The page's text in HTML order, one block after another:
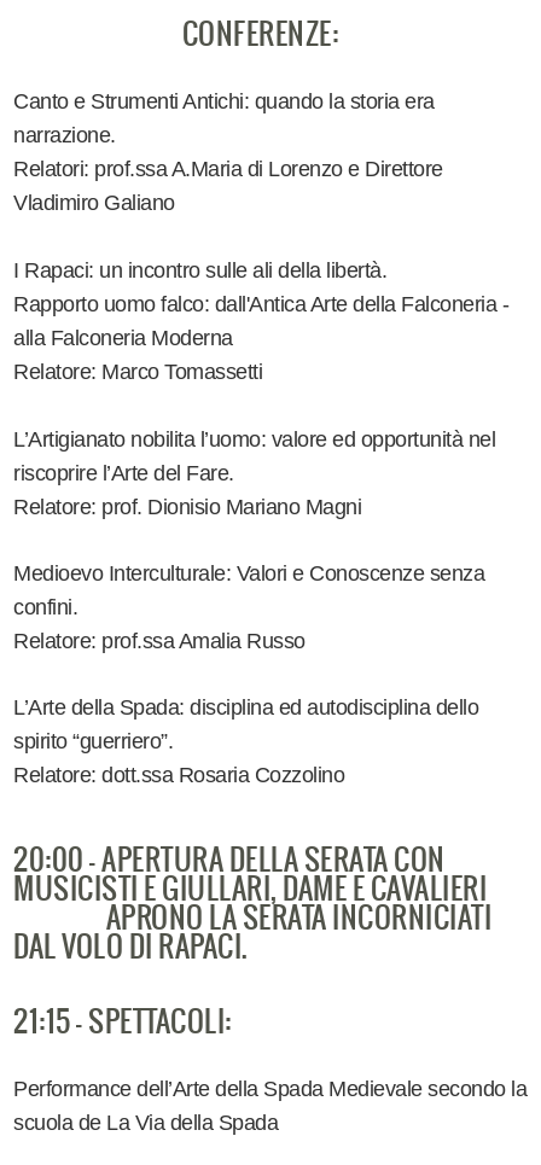
CONFERENZE:
Canto e Strumenti Antichi: quando la storia era
narrazione.
Relatori: prof.ssa A.Maria di Lorenzo e Direttore
Vladimiro Galiano
I Rapaci: un incontro sulle ali della libertà.
Rapporto uomo falco: dall'Antica Arte della Falconeria -
alla Falconeria Moderna
Relatore: Marco Tomassetti
L’Artigianato nobilita l’uomo: valore ed opportunità nel
riscoprire l’Arte del Fare.
Relatore: prof. Dionisio Mariano Magni
Medioevo Interculturale: Valori e Conoscenze senza
confini.
Relatore: prof.ssa Amalia Russo
L’Arte della Spada: disciplina ed autodisciplina dello
spirito “guerriero”.
Relatore: dott.ssa Rosaria Cozzolino
20:00 - APERTURA DELLA SERATA CON
MUSICISTI E GIULLARI, DAME E CAVALIERI
APRONO LA SERATA INCORNICIATI
DAL VOLO DI RAPACI.
21:15 - SPETTACOLI:
Performance dell’Arte della Spada Medievale secondo la
scuola de La Via della Spada